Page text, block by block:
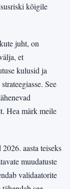
kõigile
juht, on
et
kulusid ja
See
Hea märk meile
aasta teiseks
muudatuste
validaatorite